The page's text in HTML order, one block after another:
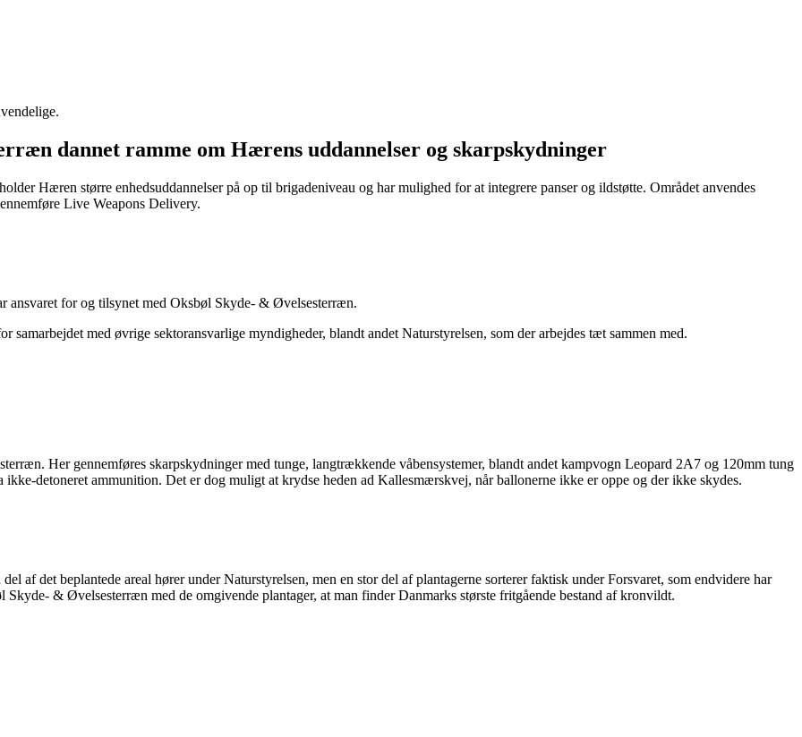
dannet ramme om Hærens uddannelser og skarpskydninger
Hæren større enhedsuddannelser på op til brigadeniveau og har mulighed for at integrere panser og ildstøtte. Området anvendes
Live Weapons Delivery.
ansvaret for og tilsynet med Oksbøl Skyde- & Øvelsesterræn.
med øvrige sektoransvarlige myndigheder, blandt andet Naturstyrelsen, som der arbejdes tæt sammen med.
Her gennemføres skarpskydninger med tunge, langtrækkende våbensystemer, blandt andet kampvogn Leopard 2A7 og 120mm tung
detoneret ammunition. Det er dog muligt at krydse heden ad Kallesmærskvej, når ballonerne ikke er oppe og der ikke skydes.
af det beplantede areal hører under Naturstyrelsen, men en stor del af plantagerne sorterer faktisk under Forsvaret, som endvidere har
& Øvelsesterræn med de omgivende plantager, at man finder Danmarks største fritgående bestand af kronvildt.